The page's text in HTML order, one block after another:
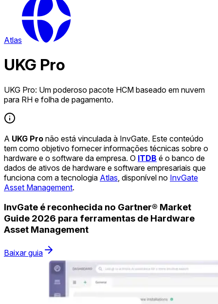
Atlas
UKG Pro
UKG Pro: Um poderoso pacote HCM baseado em nuvem
para RH e folha de pagamento.
A UKG Pro não está vinculada à InvGate. Este conteúdo
tem como objetivo fornecer informações técnicas sobre o
hardware e o software da empresa. O ITDB é o banco de
dados de ativos de hardware e software empresariais que
funciona com a tecnologia Atlas , disponível no InvGate
Asset Management.
InvGate é reconhecida no Gartner® Market
Guide 2026 para ferramentas de Hardware
Asset Management
Baixar guia